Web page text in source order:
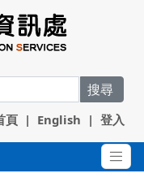
搜尋
頁 | English | 登入